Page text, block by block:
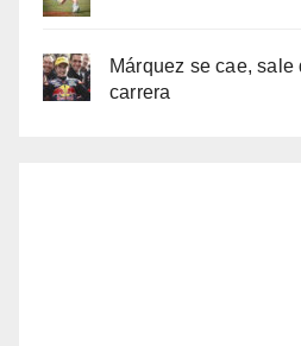
Márquez se cae,
carrera